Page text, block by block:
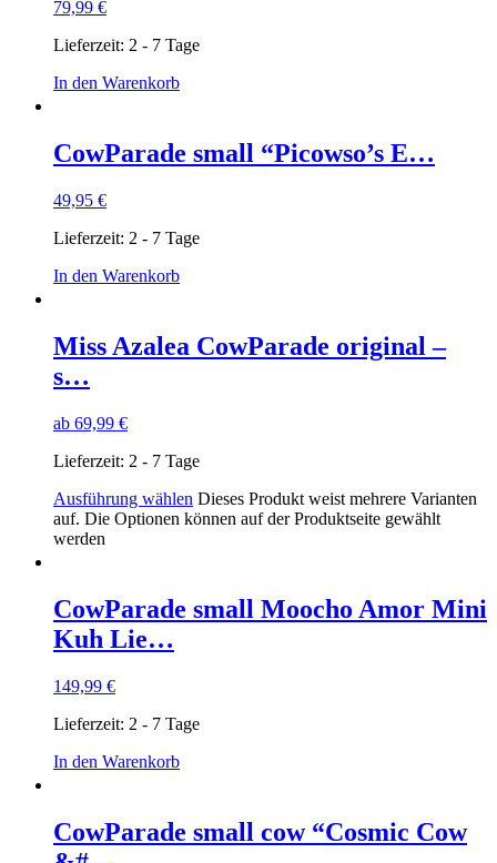
79,99 €
Lieferzeit: 2 - 7 Tage
In den Warenkorb
CowParade small “Picowso’s E…
49,95 €
Lieferzeit: 2 - 7 Tage
In den Warenkorb
Miss Azalea CowParade original –
s…
ab 69,99 €
Lieferzeit: 2 - 7 Tage
Ausführung wählen Dieses Produkt weist mehrere Varianten
auf. Die Optionen können auf der Produktseite gewählt
werden
CowParade small Moocho Amor Mini
Kuh Lie…
149,99 €
Lieferzeit: 2 - 7 Tage
In den Warenkorb
CowParade small cow “Cosmic Cow